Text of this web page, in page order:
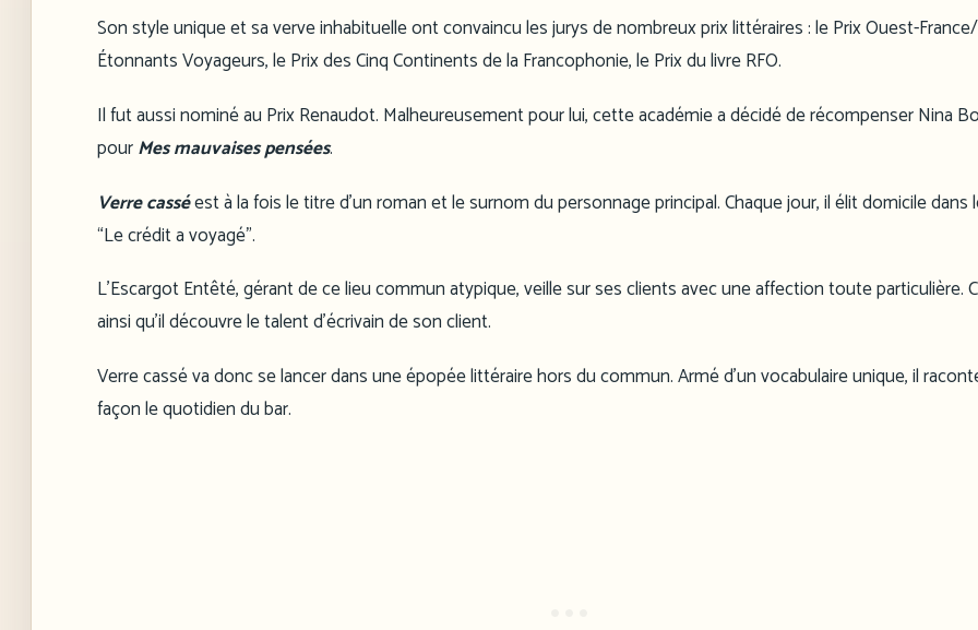
Son style unique et sa verve inhabituelle ont convaincu les jurys de nombreux prix littéraires : le Prix Ouest-France/
Étonnants Voyageurs, le Prix des Cinq Continents de la Francophonie, le Prix du livre RFO.
Il fut aussi nominé au Prix Renaudot. Malheureusement pour lui, cette académie a décidé de récompenser Nina
pourMes mauvaises pensées.
Verre casséest à la fois le titre d’un roman et le surnom du personnage principal. Chaque jour, il élit domicile dans
“Le crédit a voyagé”.
L’Escargot Entêté, gérant de ce lieu commun atypique, veille sur ses clients avec une affection toute particulière.
ainsi qu’il découvre le talent d’écrivain de son client.
Verre cassé va donc se lancer dans une épopée littéraire hors du commun. Armé d’un vocabulaire unique, il
façon le quotidien du bar.